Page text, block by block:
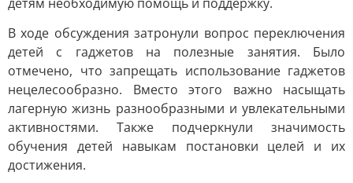
В ходе обсуждения затронули вопрос переключения
детей с гаджетов на полезные занятия. Было
отмечено, что запрещать использование гаджетов
нецелесообразно. Вместо этого важно насыщать
лагерную жизнь разнообразными и увлекательными
активностями. Также подчеркнули значимость
обучения детей навыкам постановки целей и их
достижения.